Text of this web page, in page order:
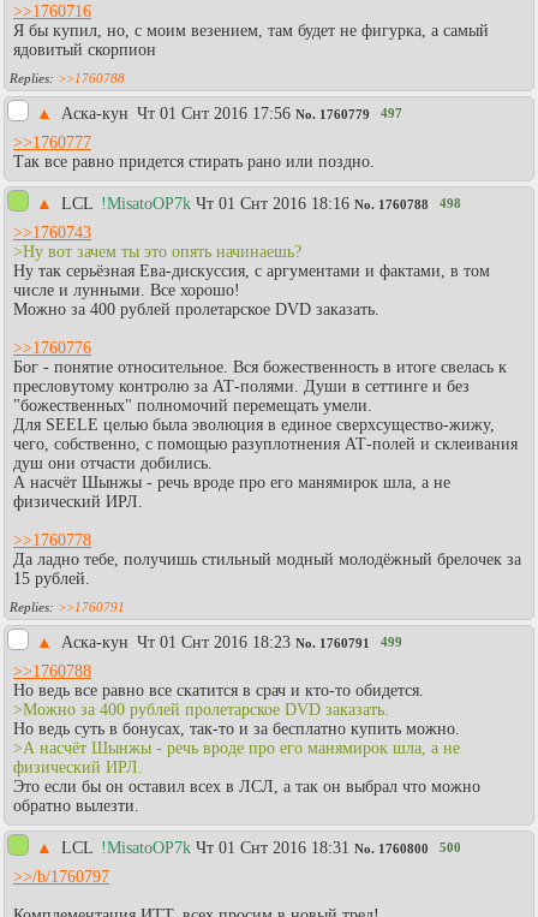
>>1760716
Я бы купил, но, с моим везением, там будет не фигурка, а самый
ядовитый скорпион
>>1760788
▲ Аска-кун Чт 01 Снт 2016 17:56 No. 1760779 497
>>1760777
Так все равно придется стирать рано или поздно.
▲ LCL !MisatoOP7k Чт 01 Снт 2016 18:16 No. 1760788 498
>>1760743
>Ну вот зачем ты это опять начинаешь?
Ну так серьёзная Ева-дискуссия, с аргументами и фактами, в том
числе и лунными. Все хорошо!
Можно за 400 рублей пролетарское DVD заказать.
>>1760776
Бог - понятие относительное. Вся божественность в итоге свелась к
пресловутому контролю за АТ-полями. Души в сеттинге и без
"божественных" полномочий перемещать умели.
Для SEELE целью была эволюция в единое сверхсущество-жижу,
чего, собственно, с помощью разуплотнения АТ-полей и склеивания
душ они отчасти добились.
А насчёт Шынжы - речь вроде про его манямирок шла, а не
физический ИРЛ.
>>1760778
Да ладно тебе, получишь стильный модный молодёжный брелочек за
15 рублей.
>>1760791
▲ Аска-кун Чт 01 Снт 2016 18:23 No. 1760791 499
>>1760788
Но ведь все равно все скатится в срач и кто-то обидется.
>Можно за 400 рублей пролетарское DVD заказать.
Но ведь суть в бонусах, так-то и за бесплатно купить можно.
>А насчёт Шынжы - речь вроде про его манямирок шла, а не
физический ИРЛ.
Это если бы он оставил всех в ЛСЛ, а так он выбрал что можно
обратно вылезти.
▲ LCL !MisatoOP7k Чт 01 Снт 2016 18:31 No. 1760800 500
>>/b/1760797